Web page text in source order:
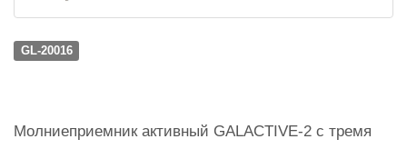
GL-20016
Молниеприемник активный GALACTIVE-2 с тремя